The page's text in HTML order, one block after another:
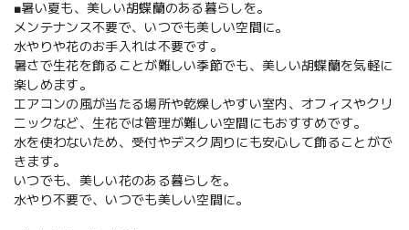
■暑い夏も、美しい胡蝶蘭のある暮らしを。
メンテナンス不要で、いつでも美しい空間に。
水やりや花のお手入れは不要です。
暑さで生花を飾ることが難しい季節でも、美しい胡蝶蘭を気軽に
楽しめます。
エアコンの風が当たる場所や乾燥しやすい室内、オフィスやクリ
ニックなど、生花では管理が難しい空間にもおすすめです。
水を使わないため、受付やデスク周りにも安心して飾ることがで
きます。
いつでも、美しい花のある暮らしを。
水やり不要で、いつでも美しい空間に。